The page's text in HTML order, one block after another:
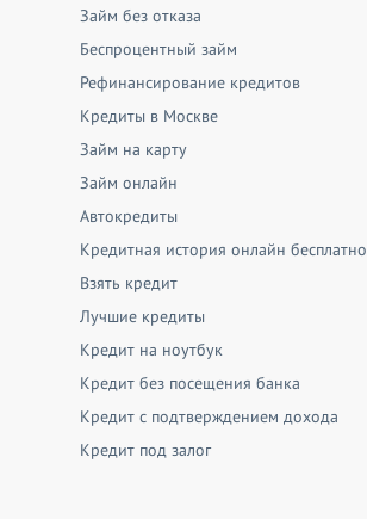
Займ без отказа
Беспроцентный займ
Рефинансирование кредитов
Кредиты в Москве
Займ на карту
Займ онлайн
Автокредиты
Кредитная история онлайн бесплатно
Взять кредит
Лучшие кредиты
Кредит на ноутбук
Кредит без посещения банка
Кредит с подтверждением дохода
Кредит под залог